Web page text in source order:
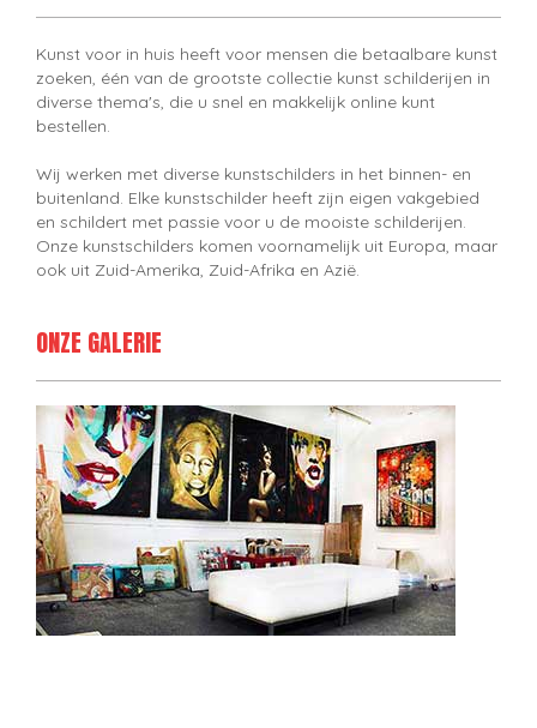
Kunst voor in huis heeft voor mensen die betaalbare kunst
zoeken, één van de grootste collectie kunst schilderijen in
diverse thema's, die u snel en makkelijk online kunt
bestellen.
Wij werken met diverse kunstschilders in het binnen- en
buitenland. Elke kunstschilder heeft zijn eigen vakgebied
en schildert met passie voor u de mooiste schilderijen.
Onze kunstschilders komen voornamelijk uit Europa, maar
ook uit Zuid-Amerika, Zuid-Afrika en Azië.
ONZE GALERIE